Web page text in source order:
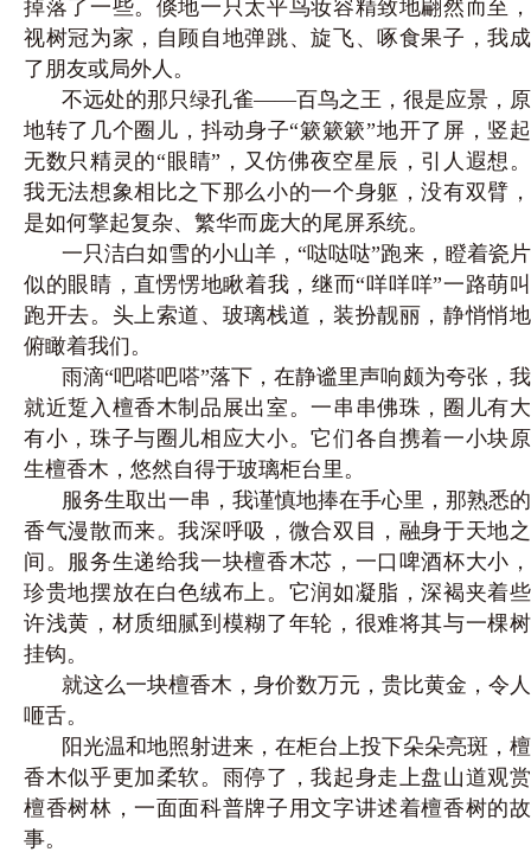
掉落了一些。倏地一只太平鸟妆容精致地翩然而至，
视树冠为家，自顾自地弹跳、旋飞、啄食果子，我成
了朋友或局外人。
不远处的那只绿孔雀——百鸟之王，很是应景，原
地转了几个圈儿，抖动身子“簌簌簌”地开了屏，竖起
无数只精灵的“眼睛”，又仿佛夜空星辰，引人遐想。
我无法想象相比之下那么小的一个身躯，没有双臂，
是如何擎起复杂、繁华而庞大的尾屏系统。
一只洁白如雪的小山羊，“哒哒哒”跑来，瞪着瓷片
似的眼睛，直愣愣地瞅着我，继而“咩咩咩”一路萌叫
跑开去。头上索道、玻璃栈道，装扮靓丽，静悄悄地
俯瞰着我们。
雨滴“吧嗒吧嗒”落下，在静谧里声响颇为夸张，我
就近踅入檀香木制品展出室。一串串佛珠，圈儿有大
有小，珠子与圈儿相应大小。它们各自携着一小块原
生檀香木，悠然自得于玻璃柜台里。
服务生取出一串，我谨慎地捧在手心里，那熟悉的
香气漫散而来。我深呼吸，微合双目，融身于天地之
间。服务生递给我一块檀香木芯，一口啤酒杯大小，
珍贵地摆放在白色绒布上。它润如凝脂，深褐夹着些
许浅黄，材质细腻到模糊了年轮，很难将其与一棵树
挂钩。
就这么一块檀香木，身价数万元，贵比黄金，令人
咂舌。
阳光温和地照射进来，在柜台上投下朵朵亮斑，檀
香木似乎更加柔软。雨停了，我起身走上盘山道观赏
檀香树林，一面面科普牌子用文字讲述着檀香树的故
事。